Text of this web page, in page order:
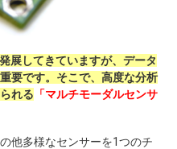
展してきていますが、データ
要です。そこで、高度な分析
れる 「マルチモーダルセンサ
他多様なセンサーを1つのチ